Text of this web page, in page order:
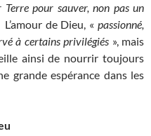
Terre pour sauver, non pas un
L’amour de Dieu, «passionné,
à certains privilégiés », mais
ainsi de nourrir toujours
grande espérance dans les